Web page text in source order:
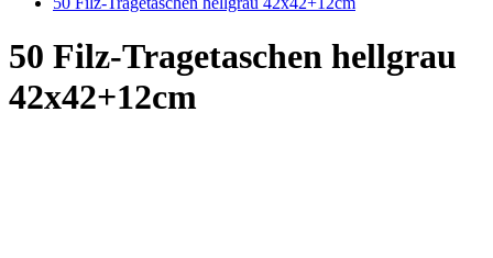
50 Filz-Tragetaschen hellgrau
42x42+12cm